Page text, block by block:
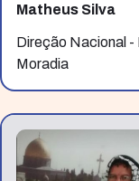
Matheus Silva
Direção Nacional -
Moradia